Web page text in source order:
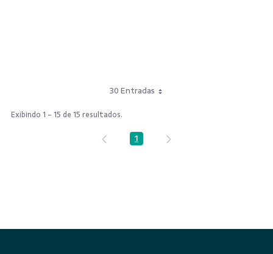
30 Entradas
Exibindo 1 - 15 de 15 resultados.
Página
1